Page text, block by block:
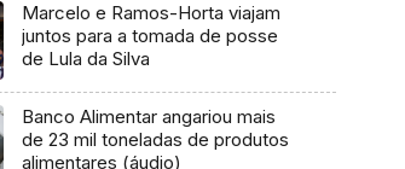
Marcelo e Ramos-Horta viajam
juntos para a tomada de posse
de Lula da Silva
Banco Alimentar angariou mais
de 23 mil toneladas de produtos
alimentares (áudio)